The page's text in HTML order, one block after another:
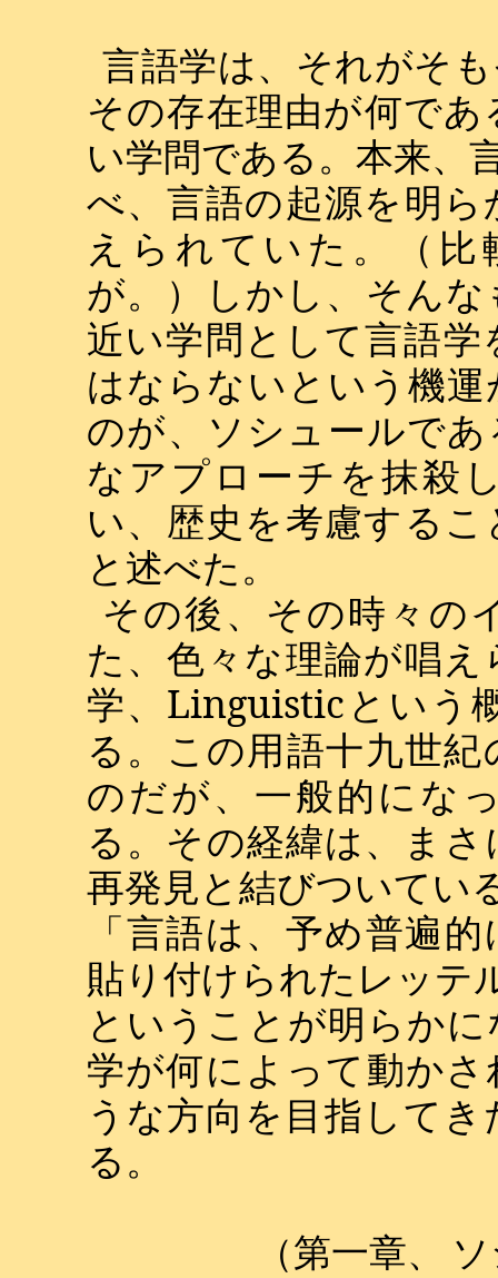
言語学は、それがそ
その存在理由が何で
い学問である。本来、
べ、言語の起源を明
えられていた。（
が。）しかし、そん
近い学問として言語
はならないという機
のが、ソシュールで
なアプローチを抹殺
い、歴史を考慮する
と述べた。
その後、その時々の
た、色々な理論が唱
学、 Linguistic という
る。この用語十九世
のだが、一般的にな
る。その経緯は、ま
再発見と結びついてい
「言語は、予め普遍
貼り付けられたレッテ
ということが明らか
学が何によって動か
うな方向を目指して
る。
（第一章、